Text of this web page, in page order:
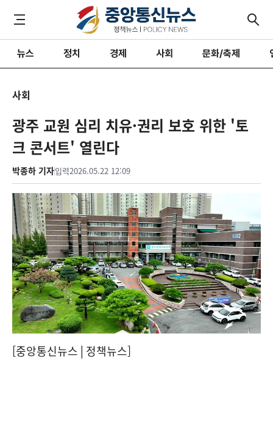
뉴스 정치 경제 사회 문화/축제
사회
광주 교원 심리 치유·권리 보호 위한 '토
크 콘서트' 열린다
박종하 기자입력2026.05.22 12:09
[중앙통신뉴스│정책뉴스]